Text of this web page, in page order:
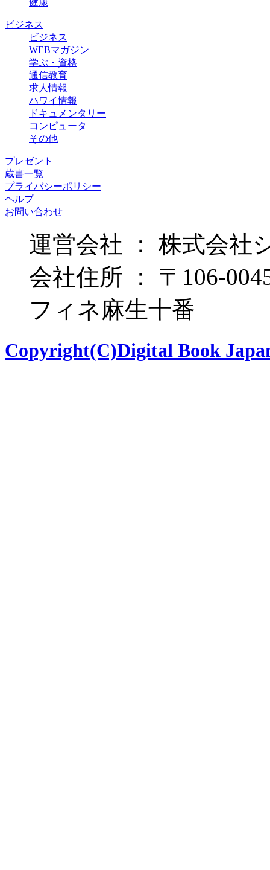
ビジネス
ビジネス
WEBマガジン
学ぶ・資格
通信教育
求人情報
ハワイ情報
ドキュメンタリー
コンピュータ
その他
プレゼント
蔵書一覧
プライバシーポリシー
ヘルプ
お問い合わせ
運営会社 ： 株式会社
会社住所 ： 〒106-
フィネ麻生十番
Copyright(C)Digital Book